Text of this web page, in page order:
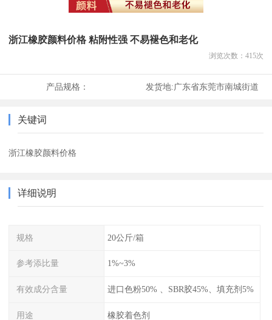
浙江橡胶颜料价格 粘附性强 不易褪色和老化
浏览次数： 415次
产品规格： 发货地:广东省东莞市南城街道
关键词
浙江橡胶颜料价格
详细说明
规格 20公斤/箱
参考添比量 1%~3%
有效成分含量 进口色粉50% 、SBR胶45%、填充剂5%
用途 橡胶着色剂